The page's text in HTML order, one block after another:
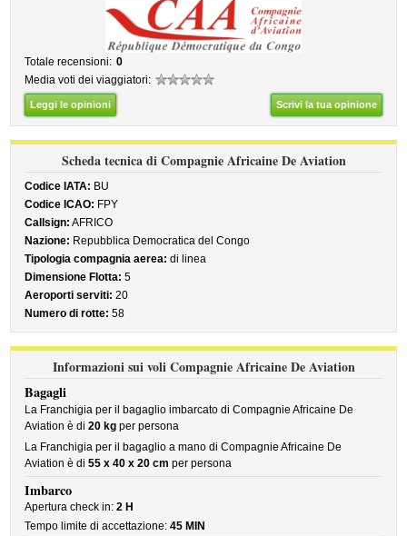
Totale recensioni: 0
Media voti dei viaggiatori:
Leggi le opinioni Scrivi la tua opinione
Scheda tecnica di Compagnie Africaine De Aviation
Codice IATA: BU
Codice ICAO: FPY
Callsign: AFRICO
Nazione: Repubblica Democratica del Congo
Tipologia compagnia aerea: di linea
Dimensione Flotta: 5
Aeroporti serviti: 20
Numero di rotte: 58
Informazioni sui voli Compagnie Africaine De Aviation
Bagagli
La Franchigia per il bagaglio imbarcato di Compagnie Africaine De
Aviation è di20 kg per persona
La Franchigia per il bagaglio a mano di Compagnie Africaine De
Aviation è di55 x 40 x 20 cm per persona
Imbarco
Apertura check in:2 H
Tempo limite di accettazione:45 MIN